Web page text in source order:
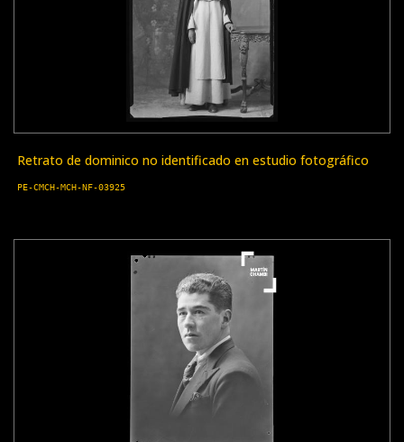
Retrato de dominico no identificado en estudio fotográfico
PE-CMCH-MCH-NF-03925